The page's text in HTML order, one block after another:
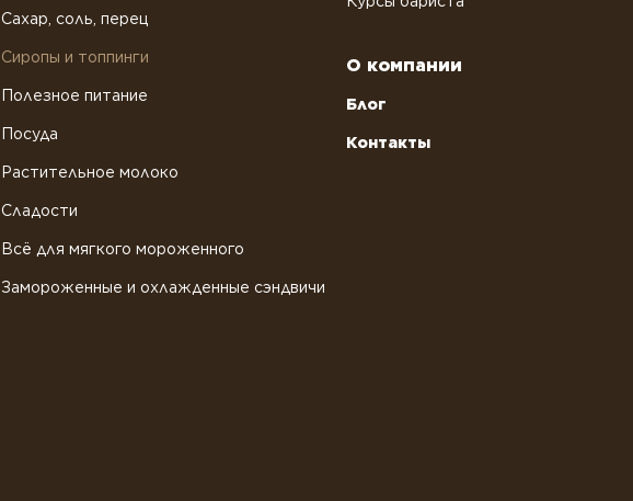
Сахар, соль, перец
Сиропы и топпинги
Полезное питание
Посуда
Растительное молоко
Сладости
Всё для мягкого мороженного
Замороженные и охлажденные сэндвичи
О компании
Блог
Контакты